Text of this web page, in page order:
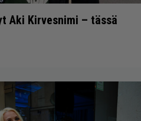
Aki Kirvesnimi – tässä